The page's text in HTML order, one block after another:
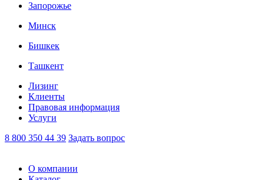
Запорожье
Минск
Бишкек
Ташкент
Лизинг
Клиенты
Правовая информация
Услуги
8 800 350 44 39 Задать вопрос
О компании